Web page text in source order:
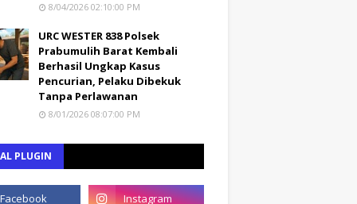
8/04/2026 02:10:00 PM
URC WESTER 838 Polsek
Prabumulih Barat Kembali
Berhasil Ungkap Kasus
Pencurian, Pelaku Dibekuk
Tanpa Perlawanan
8/01/2026 08:07:00 PM
PLUGIN